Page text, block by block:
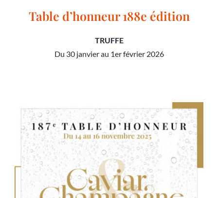
Table d’honneur 188e édition
TRUFFE
Du 30 janvier au 1er février 2026